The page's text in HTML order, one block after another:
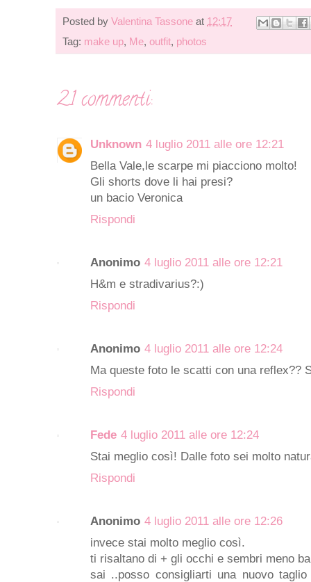
Posted by Valentina Tassone at 12:17
Tag: make up, Me, outfit, photos
21 commenti:
Unknown 4 luglio 2011 alle ore 12:21
Bella Vale,le scarpe mi piacciono molto!
Gli shorts dove li hai presi?
un bacio Veronica
Rispondi
Anonimo 4 luglio 2011 alle ore 12:21
H&m e stradivarius?:)
Rispondi
Anonimo 4 luglio 2011 alle ore 12:24
Ma queste foto le scatti con una reflex??
Rispondi
Fede 4 luglio 2011 alle ore 12:24
Stai meglio così! Dalle foto sei molto
Rispondi
Anonimo 4 luglio 2011 alle ore 12:26
invece stai molto meglio così.
ti risaltano di + gli occhi e sembri meno
sai ..posso consigliarti una nuovo